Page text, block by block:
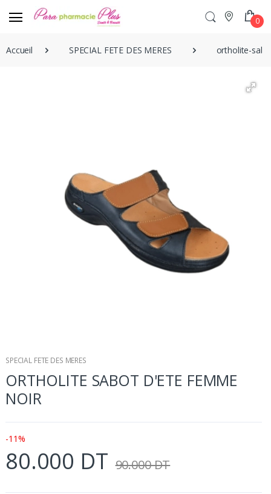
0
Accueil SPECIAL FETE DES MERES ortholite-
SPECIAL FETE DES MERES
ORTHOLITE SABOT D'ETE FEMME
NOIR
-11%
80.000 DT 90.000 DT